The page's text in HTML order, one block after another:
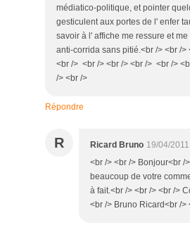
médiatico-politique, et pointer
gesticulent aux portes de l' enfer
savoir à l' affiche me ressure et
anti-corrida sans pitié.<br /> <br />
<br /> <br /> <br /> <br /> <br />
/> <br />
Répondre
R Ricard Bruno 19/04/
<br /> <br /> Bonjour<br /
beaucoup de votre
à fait.<br /> <br /> <br />
<br /> Bruno Ricard<br />